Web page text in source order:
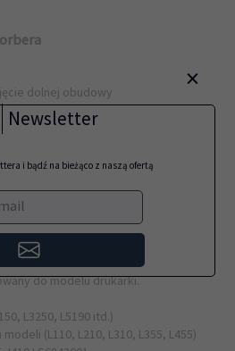
dolnej obudowy
urządzenia
– może pojawić się resztkowy
i oczyść miejsce montażu.
do modelu drukarki.
L3250, L5190 itd.)
(L110, L210, L310, L355, L455)
×
Newsletter
i bądź na bieżąco z naszą ofertą